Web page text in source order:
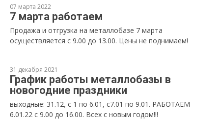
07 марта 2022
7 марта работаем
Продажа и отгрузка на металлобазе 7 марта
осуществляется с 9.00 до 13.00. Цены не поднимаем!
31 декабря 2021
График работы металлобазы в
новогодние праздники
выходные: 31.12, с 1 по 6.01, с7.01 по 9.01. РАБОТАЕМ
6.01.22 с 9.00 до 16.00. Всех с новым годом!!!